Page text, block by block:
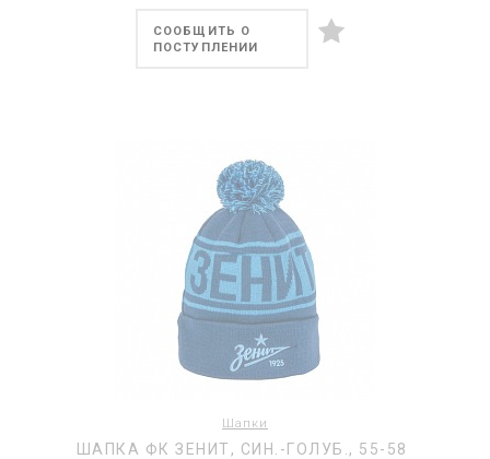
СООБЩИТЬ О
ПОСТУПЛЕНИИ
Шапки
ШАПКА ФК ЗЕНИТ, СИН.-ГОЛУБ., 55-58